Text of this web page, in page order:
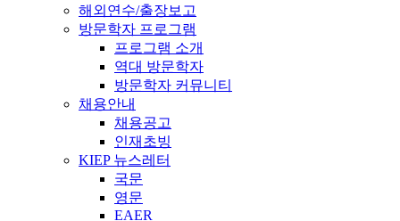
해외연수/출장보고
방문학자 프로그램
프로그램 소개
역대 방문학자
방문학자 커뮤니티
채용안내
채용공고
인재초빙
KIEP 뉴스레터
국문
영문
EAER